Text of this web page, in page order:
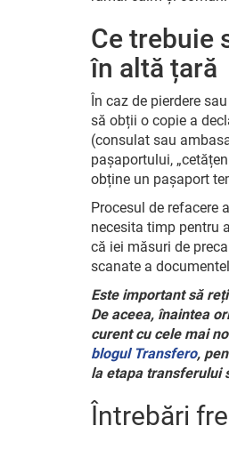
Ce trebuie
în altă țară
În caz de pierdere
să obții o copie a
(consulat sau
pașaportului,
obține un pașaport
Procesul de refacere
necesita timp pentru
că iei măsuri de
scanate a
Este important să
De aceea, înaintea
curent cu cele mai
blogul Transfero,
la etapa transferului
Întrebări